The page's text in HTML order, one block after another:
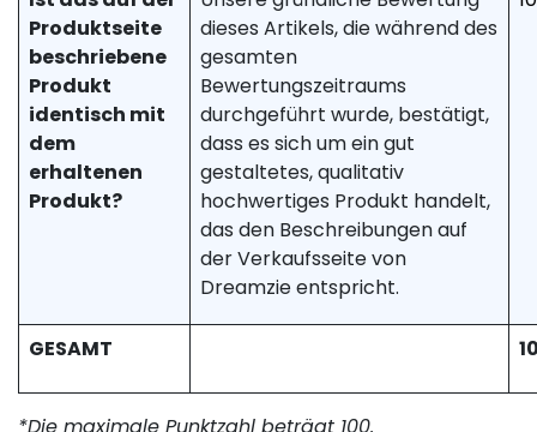
Produktseite
beschriebene
Produkt
identisch mit
dem
erhaltenen
Produkt?
dieses Artikels, die während des
gesamten
Bewertungszeitraums
durchgeführt wurde, bestätigt,
dass es sich um ein gut
gestaltetes, qualitativ
hochwertiges Produkt handelt,
das den Beschreibungen auf
der Verkaufsseite von
Dreamzie entspricht.
GESAMT